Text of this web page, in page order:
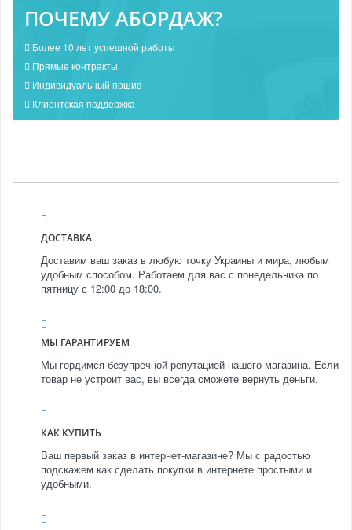
ПОЧЕМУ АБОРДАЖ?
Более 10 лет успешной работы
Прямые контракты
Индивидуальный пошив
Клиентская поддержка
ДОСТАВКА
Доставим ваш заказ в любую точку Украины и мира, любым
удобным способом. Работаем для вас с понедельника по
пятницу с 12:00 до 18:00.
МЫ ГАРАНТИРУЕМ
Мы гордимся безупречной репутацией нашего магазина. Если
товар не устроит вас, вы всегда сможете вернуть деньги.
КАК КУПИТЬ
Ваш первый заказ в интернет-магазине? Мы с радостью
подскажем как сделать покупки в интернете простыми и
удобными.